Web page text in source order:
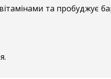
та пробуджує